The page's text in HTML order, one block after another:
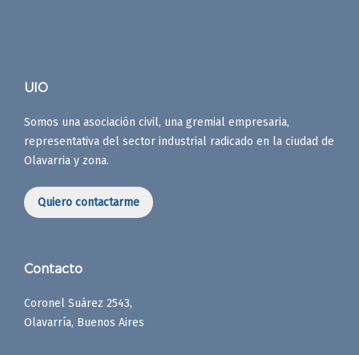
UIO
Somos una asociación civil, una gremial empresaria,
representativa del sector industrial radicado en la ciudad de
Olavarria y zona.
Quiero contactarme
Contacto
Coronel Suárez 2543,
Olavarría, Buenos Aires